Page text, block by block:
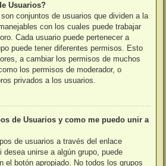
Usuarios?
conjuntos de usuarios que dividen a la
con los cuales puede trabajar
Cada usuario puede pertenecer a
puede tener diferentes permisos. Esto
a cambiar los permisos de muchos
los permisos de moderador, o
privados a los usuarios.
de Usuarios y como me puedo unir a
de usuarios a través del enlace
unirse a algún grupo, puede
el botón apropiado. No todos los grupos